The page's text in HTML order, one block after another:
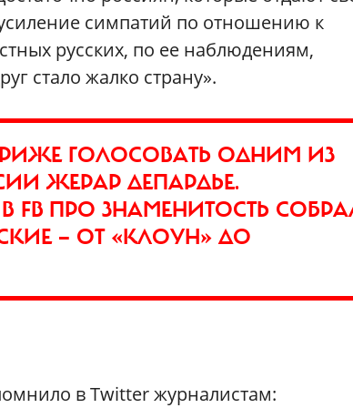
симпатий по отношению к
русских, по ее наблюдениям,
стало жалко страну».
ГОЛОСОВАТЬ ОДНИМ ИЗ
ЖЕРАР ДЕПАРДЬЕ.
ПРО ЗНАМЕНИТОСТЬ
— ОТ «КЛОУН» ДО
в Twitter журналистам: